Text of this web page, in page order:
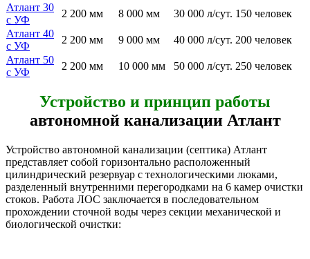
Атлант 30
с УФ
2 200 мм 8 000 мм 30 000 л/сут. 150 человек
Атлант 40
с УФ
2 200 мм 9 000 мм 40 000 л/сут. 200 человек
Атлант 50
с УФ
2 200 мм 10 000 мм 50 000 л/сут. 250 человек
Устройство и принцип работы
автономной канализации Атлант
Устройство автономной канализации (септика) Атлант
представляет собой горизонтально расположенный
цилиндрический резервуар с технологическими люками,
разделенный внутренними перегородками на 6 камер очистки
стоков. Работа ЛОС заключается в последовательном
прохождении сточной воды через секции механической и
биологической очистки: